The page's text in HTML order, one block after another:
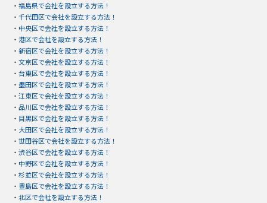
・ 福島県で会社を設立する方法！
・ 千代田区で会社を設立する方法！
・ 中央区で会社を設立する方法！
・ 港区で会社を設立する方法！
・ 新宿区で会社を設立する方法！
・ 文京区で会社を設立する方法！
・ 台東区で会社を設立する方法！
・ 墨田区で会社を設立する方法！
・ 江東区で会社を設立する方法！
・ 品川区で会社を設立する方法！
・ 目黒区で会社を設立する方法！
・ 大田区で会社を設立する方法！
・ 世田谷区で会社を設立する方法！
・ 渋谷区で会社を設立する方法！
・ 中野区で会社を設立する方法！
・ 杉並区で会社を設立する方法！
・ 豊島区で会社を設立する方法！
・ 北区で会社を設立する方法！